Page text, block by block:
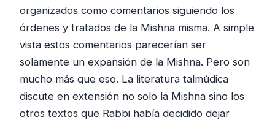
organizados como comentarios siguiendo los
órdenes y tratados de la Mishna misma. A simple
vista estos comentarios parecerían ser
solamente un expansión de la Mishna. Pero son
mucho más que eso. La literatura talmúdica
discute en extensión no solo la Mishna sino los
otros textos que Rabbi había decidido dejar